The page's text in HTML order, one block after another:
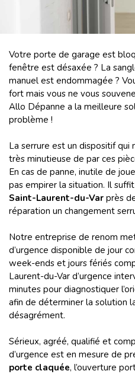
Votre porte de garage est
fenêtre est désaxée ? La
manuel est endommagée ?
fort mais vous ne vous
Allo Dépanne a la meilleure
problème !
La serrure est un dispositif qui
très minutieuse de par ces
En cas de panne, inutile de
pas empirer la situation. Il
Saint-Laurent-du-Var près
réparation un changement
Notre entreprise de renom
d’urgence disponible de jour
week-ends et jours fériés
Laurent-du-Var d’urgence
minutes pour diagnostiquer
afin de déterminer la solution
désagrément.
Sérieux, agréé, qualifié et
d’urgence est en mesure de
porte claquée, l’ouverture